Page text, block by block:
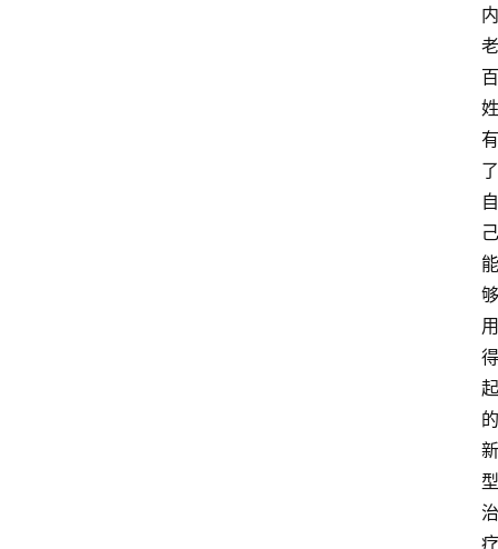
内
老
百
姓
有
了
自
己
能
够
用
得
起
的
新
型
治
疗